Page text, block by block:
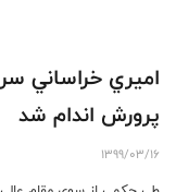
اميري خراساني
پرورش اندام شد
1399/03/16